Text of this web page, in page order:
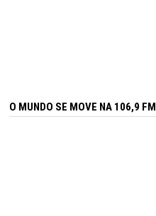
O MUNDO SE MOVE NA 106,9 FM